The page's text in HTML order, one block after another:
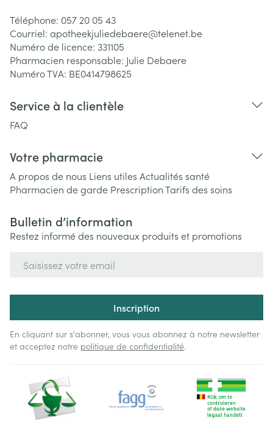
Téléphone: 057 20 05 43
Courriel: apotheekjuliedebaere@telenet.be
Numéro de licence: 331105
Pharmacien responsable: Julie Debaere
Numéro TVA: BE0414798625
Service à la clientèle
FAQ
Votre pharmacie
A propos de nous Liens utiles Actualités santé
Pharmacien de garde PrescriptionTarifs des soins
Bulletin d’information
Restez informé des nouveaux produits et promotions
Inscription
En cliquant sur s'abonner, vous vous abonnez à notre newsletter
et acceptez notre politique de confidentialité.